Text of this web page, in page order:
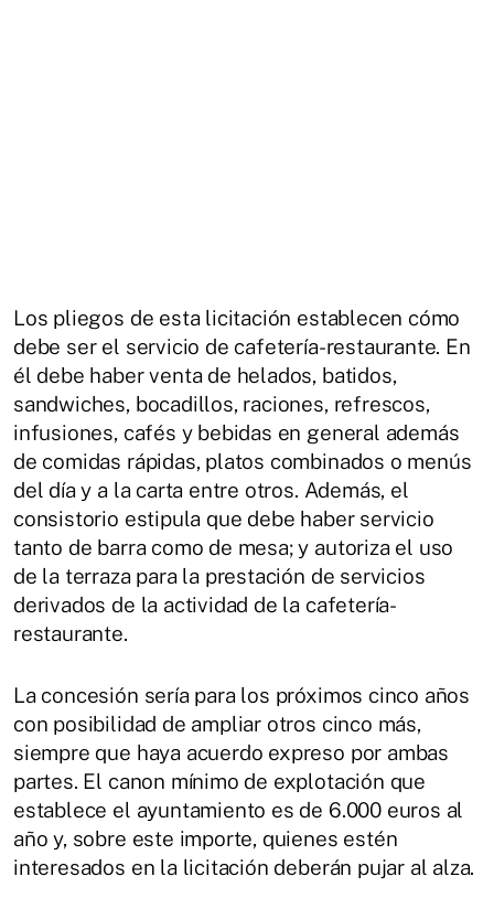
Los pliegos de esta licitación establecen cómo
debe ser el servicio de cafetería-restaurante. En
él debe haber venta de helados, batidos,
sandwiches, bocadillos, raciones, refrescos,
infusiones, cafés y bebidas en general además
de comidas rápidas, platos combinados o menús
del día y a la carta entre otros. Además, el
consistorio estipula que debe haber servicio
tanto de barra como de mesa; y autoriza el uso
de la terraza para la prestación de servicios
derivados de la actividad de la cafetería-
restaurante.
La concesión sería para los próximos cinco años
con posibilidad de ampliar otros cinco más,
siempre que haya acuerdo expreso por ambas
partes. El canon mínimo de explotación que
establece el ayuntamiento es de 6.000 euros al
año y, sobre este importe, quienes estén
interesados en la licitación deberán pujar al alza.